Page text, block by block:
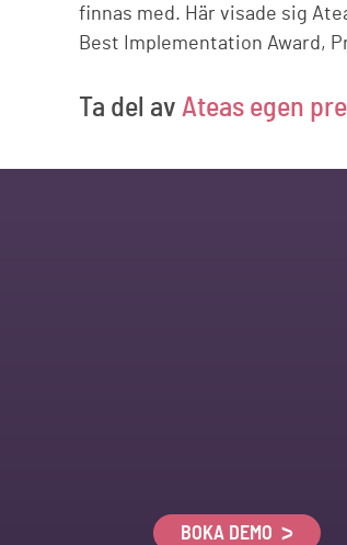
finnas med. Här visade sig
Best Implementation Award,
Ta del av Ateas egen
BOKA DEMO